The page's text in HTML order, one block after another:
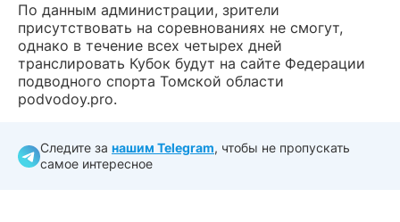
По данным администрации, зрители
присутствовать на соревнованиях не смогут,
однако в течение всех четырех дней
транслировать Кубок будут на сайте Федерации
подводного спорта Томской области
podvodoy.pro.
Следите за нашим Telegram, чтобы не пропускать
самое интересное